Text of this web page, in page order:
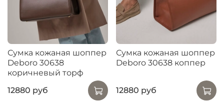
Сумка кожаная шоппер
Deboro 30638
коричневый торф
12880 руб
Сумка кожаная шоппер
Deboro 30638 коппер
12880 руб